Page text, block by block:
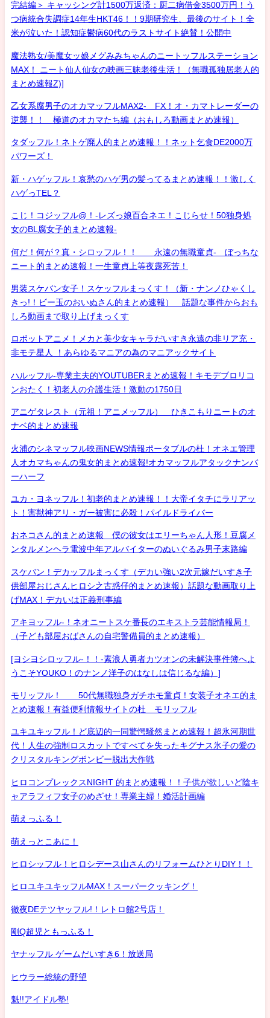
完結編＞ キャッシング計1500万返済：厨二病借金3500万円！う
つ病統合失調症14年生HKT46！！9期研究生、最後のサイト！全
米が泣いた！認知症鬱病60代のラストサイト絶賛！公開中
魔法熟女/美魔女ッ娘メグみみちゃんのニートッフルステーション
MAX！ ニート仙人仙女の映画三昧老後生活！（無職孤独居老人的
まとめ速報Z)]
乙女系腐男子のオカマッフルMAX2- FX！オ・カマトレーダーの
逆襲！！ 極道のオカマたち編（おもしろ動画まとめ速報）
タダッフル！ネトゲ廃人的まとめ速報！！ネット乞食DE2000万
パワーズ！
新・ハゲッフル！哀愁のハゲ男の髪ってるまとめ速報！！激しく
ハゲっTEL？
こじ！コジッフル@！-レズっ娘百合ネエ！こじらせ！50独身処
女のBL腐女子的まとめ速報-
何だ！何が？真・シロッフル！！ 永遠の無職童貞- ぼっちな
ニート的まとめ速報！一生童貞上等夜露死苦！
男装スケバン女子！スケッフルまっくす！（新・ナンノひゃくし
きっ!！ビー玉のおいぬさん的まとめ速報） 話題な事件からおも
しろ動画まで取り上げまっくす
ロボットアニメ！メカと美少女キャラだいすき永遠の非リア充・
非モテ星人 ！あらゆるマニアの為のマニアックサイト
ハルッフル-専業主夫的YOUTUBERまとめ速報！キモデブロリコ
ンおたく！初老人の介護生活！激動の1750日
アニゲタレスト（元祖！アニメッフル） ひきこもりニートのオ
ナベ的まとめ速報
火浦のシネマッフル映画NEWS情報ポータブルの杜！オネエ管理
人オカマちゃんの鬼女的まとめ速報!オカマッフルアタックナンバ
ーハーフ
ユカ・ヨネッフル！初老的まとめ速報！！大帝イタチにラリアッ
ト！害獣神アリ・ガー被害に必殺！パイルドライバー
おネコさん的まとめ速報 僕の彼女はエリーちゃん人形！豆腐メ
ンタルメンヘラ電波中年アルバイターのぬいぐるみ男子末路編
スケバン！デカッフルまっくす（デカい強い2次元嫁だいすき子
供部屋おじさんヒロシ之古惑仔的まとめ速報）話題な動画取り上
げMAX！デカいは正義刑事編
アキヨッフル-！ネオニートスケ番長のエキストラ芸能情報局！
（子ども部屋おばさんの自宅警備員的まとめ速報）
[ヨシヨシロッフル-！！-素浪人勇者カツオンの未解決事件簿へよ
うこそYOUKO！のナンノ洋子のはなしは信じるな編）]
モリッフル！ 50代無職独身ガチホモ童貞！女装子オネエ的ま
とめ速報！有益便利情報サイトの杜 モリッフル
ユキユキッフル！ど底辺的一同驚愕騒然まとめ速報！超氷河期世
代！人生の強制ロスカットですべてを失ったキグナス氷子の愛の
クリスタルキングボンビー脱出大作戦
ヒロコンプレックスNIGHT 的まとめ速報！！子供が欲しいど陰キ
ャアラフィフ女子のめざせ！専業主婦！婚活計画編
萌えっふる！
萌えっとこあに！
ヒロシッフル！ヒロシデース山さんのリフォームひとりDIY！！
ヒロユキユキッフルMAX！スーパークッキング！
徹夜DEテツヤッフル!！レトロ館2号店！
剛Q超児ともっふる！
ヤナッフル ゲームだいすき6！放送局
ヒウラー総統の野望
魁!!アイドル塾!